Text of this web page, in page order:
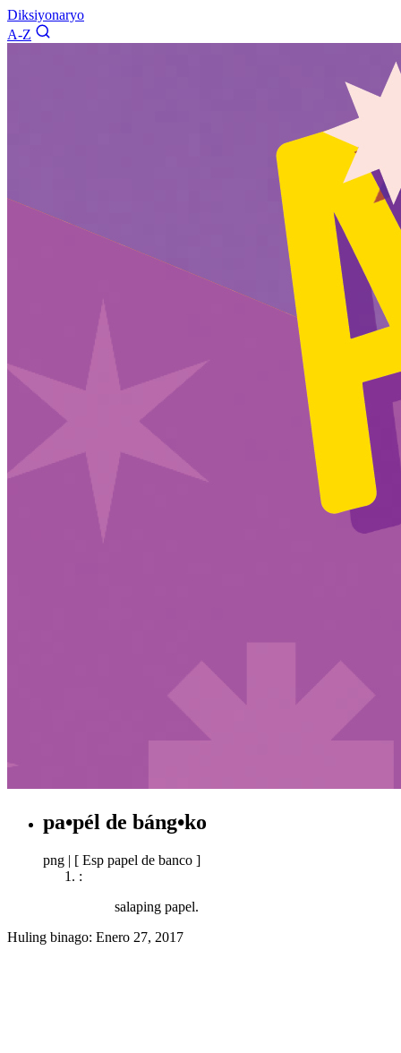
Diksiyonaryo
A-Z
pa•pél de báng•ko
png | [ Esp papel de banco ]
:
salaping papel.
Huling binago: Enero 27, 2017